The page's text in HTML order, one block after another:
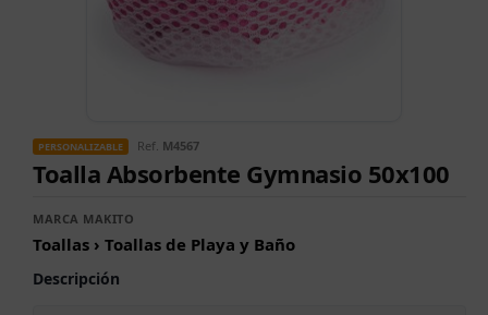
PERSONALIZABLE Ref. M4567
Toalla Absorbente Gymnasio 50x100
MARCA MAKITO
Toallas › Toallas de Playa y Baño
Descripción